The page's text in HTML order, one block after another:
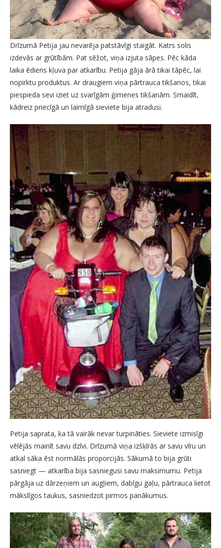
Drīzumā Petija jau nevarēja patstāvīgi staigāt. Katrs solis
izdevās ar grūtībām. Pat sēžot, viņa izjuta sāpes. Pēc kāda
laika ēdiens kļuva par atkarību. Petija gāja ārā tikai tāpēc, lai
nopirktu produktus. Ar draugiem viņa pārtrauca tikšanos, tikai
piespieda sevi iziet uz svarīgām ģimenes tikšanām. Smaidīt,
kādreiz priecīgā un laimīgā sieviete bija atradusi.
Petija saprata, ka tā vairāk nevar turpināties. Sieviete izmisīgi
vēlējās mainīt savu dzīvi. Drīzumā viņa izšķīrās ar savu vīru un
atkal sāka ēst normālās proporcijās. Sākumā to bija grūti
sasniegt — atkarība bija sasniegusi savu maksimumu. Petija
pārgāja uz dārzeņiem un augļiem, dabīgu gaļu, pārtrauca lietot
mākslīgos taukus, sasniedzot pirmos panākumus.